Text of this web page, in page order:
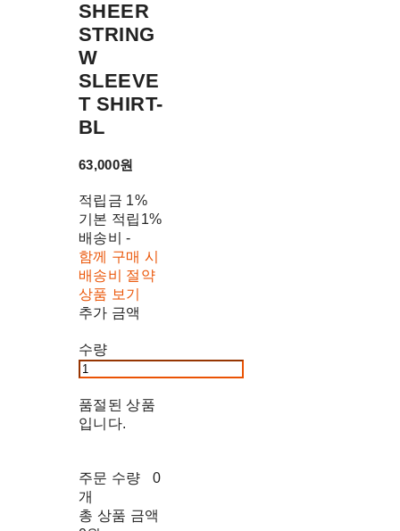
SHEER
STRING
W
SLEEVE
T SHIRT-
BL
63,000원
적립금 1%
기본 적립 1%
배송비-
함께 구매 시
배송비 절약
상품 보기
추가 금액
수량
품절된 상품
입니다.
주문 수량
0
개
총 상품 금액